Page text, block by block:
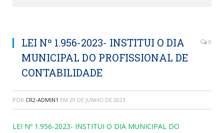
LEI Nº 1.956-2023- INSTITUI O DIA
MUNICIPAL DO PROFISSIONAL DE
CONTABILIDADE
0
POR CR2-ADMIN1 EM 29 DE JUNHO DE 2023
LEI Nº 1.956-2023- INSTITUI O DIA MUNICIPAL DO